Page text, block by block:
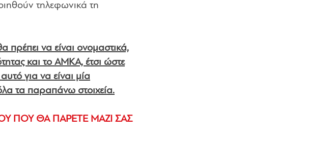
τηλεφωνικά τη
πρέπει να είναι ονομαστικά,
και το ΑΜΚΑ, έτσι ώστε
για να είναι μία
τα παραπάνω στοιχεία.
ΠΟΥ ΘΑ ΠΑΡΕΤΕ ΜΑΖΙ ΣΑΣ